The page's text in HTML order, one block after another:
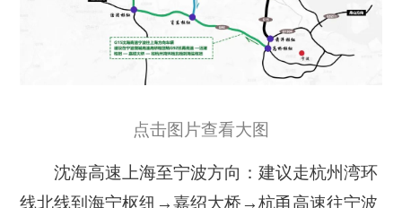
点击图片查看大图
沈海高速上海至宁波方向：建议走杭州湾环
线北线到海宁枢纽→嘉绍大桥→杭甬高速往宁波